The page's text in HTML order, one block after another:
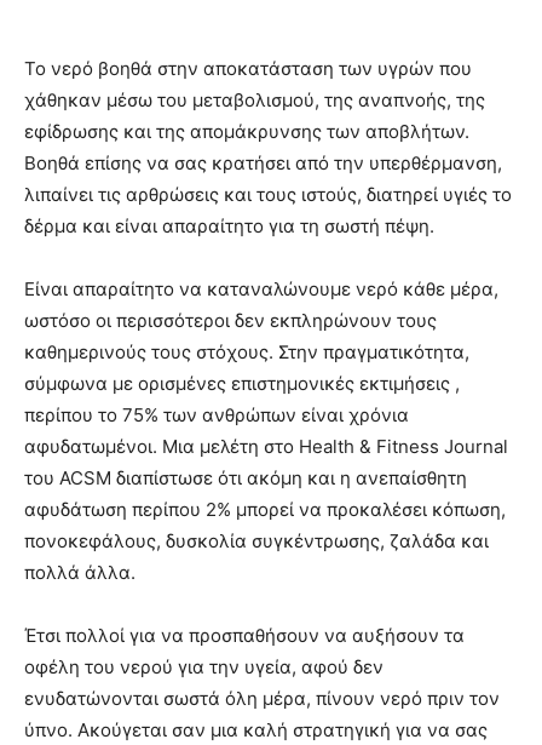
Το νερό βοηθά στην αποκατάσταση των υγρών που
χάθηκαν μέσω του μεταβολισμού, της αναπνοής, της
εφίδρωσης και της απομάκρυνσης των αποβλήτων.
Βοηθά επίσης να σας κρατήσει από την υπερθέρμανση,
λιπαίνει τις αρθρώσεις και τους ιστούς, διατηρεί υγιές το
δέρμα και είναι απαραίτητο για τη σωστή πέψη.
Είναι απαραίτητο να καταναλώνουμε νερό κάθε μέρα,
ωστόσο οι περισσότεροι δεν εκπληρώνουν τους
καθημερινούς τους στόχους. Στην πραγματικότητα,
σύμφωνα με ορισμένες επιστημονικές εκτιμήσεις ,
περίπου το 75% των ανθρώπων είναι χρόνια
αφυδατωμένοι. Μια μελέτη στο Health & Fitness Journal
του ACSM διαπίστωσε ότι ακόμη και η ανεπαίσθητη
αφυδάτωση περίπου 2% μπορεί να προκαλέσει κόπωση,
πονοκεφάλους, δυσκολία συγκέντρωσης, ζαλάδα και
πολλά άλλα.
Έτσι πολλοί για να προσπαθήσουν να αυξήσουν τα
οφέλη του νερού για την υγεία, αφού δεν
ενυδατώνονται σωστά όλη μέρα, πίνουν νερό πριν τον
ύπνο. Ακούγεται σαν μια καλή στρατηγική για να σας